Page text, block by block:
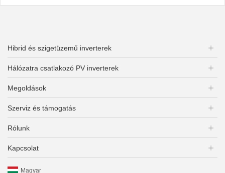
Hibrid és szigetüzemű inverterek
Hálózatra csatlakozó PV inverterek
Megoldások
Szerviz és támogatás
Rólunk
Kapcsolat
Magyar